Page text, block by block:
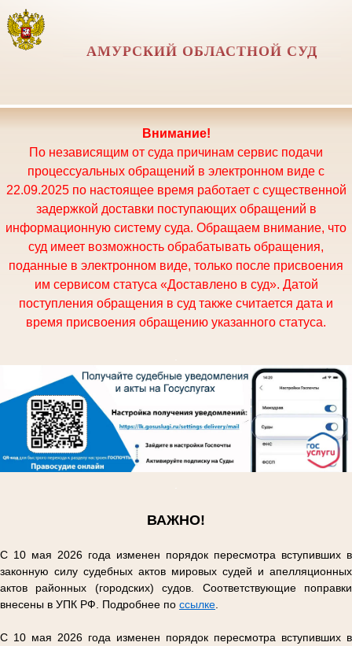
АМУРСКИЙ ОБЛАСТНОЙ СУД
Внимание!
По независящим от суда причинам сервис подачи
процессуальных обращений в электронном виде с
22.09.2025 по настоящее время работает с существенной
задержкой доставки поступающих обращений в
информационную систему суда. Обращаем внимание, что
суд имеет возможность обрабатывать обращения,
поданные в электронном виде, только после присвоения
им сервисом статуса «Доставлено в суд». Датой
поступления обращения в суд также считается дата и
время присвоения обращению указанного статуса.
ВАЖНО!
С 10 мая 2026 года изменен порядок пересмотра вступивших в
законную силу судебных актов мировых судей и апелляционных
актов районных (городских) судов. Соответствующие поправки
внесены в УПК РФ. Подробнее по ссылке
С 10 мая 2026 года изменен порядок пересмотра вступивших в